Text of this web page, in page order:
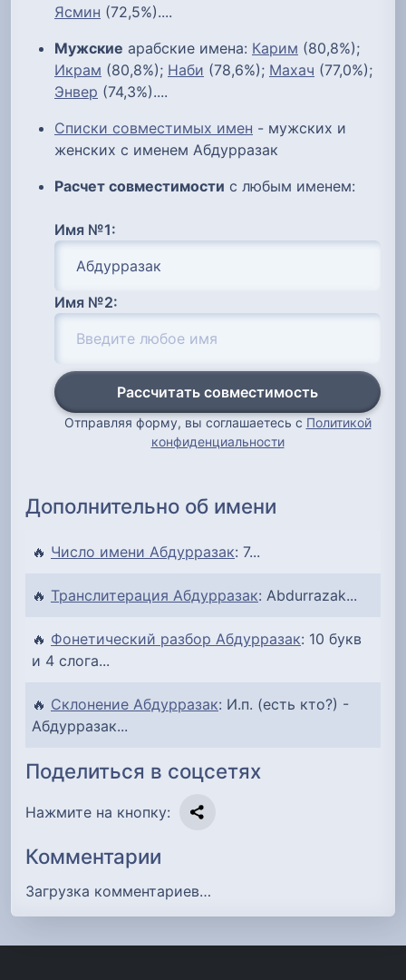
Ясмин (72,5%)....
Мужские арабские имена: Карим (80,8%);
Икрам (80,8%); Наби (78,6%); Махач (77,0%);
Энвер (74,3%)....
Списки совместимых имен - мужских и
женских с именем Абдурразак
Расчет совместимости с любым именем:
Имя №1:
Имя №2:
Рассчитать совместимость
Отправляя форму, вы соглашаетесь с Политикой
конфиденциальности
Дополнительно об имени
🔥 Число имени Абдурразак: 7...
🔥 Транслитерация Абдурразак: Abdurrazak...
🔥 Фонетический разбор Абдурразак: 10 букв
и 4 слога...
🔥 Склонение Абдурразак: И.п. (есть кто?) -
Абдурразак...
Поделиться в соцсетях
Нажмите на кнопку:
Комментарии
Загрузка комментариев…